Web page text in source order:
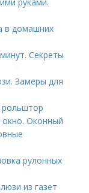
в домашних
Секреты
Замеры для
рольштор
окно. Оконный
рулонных
из газет